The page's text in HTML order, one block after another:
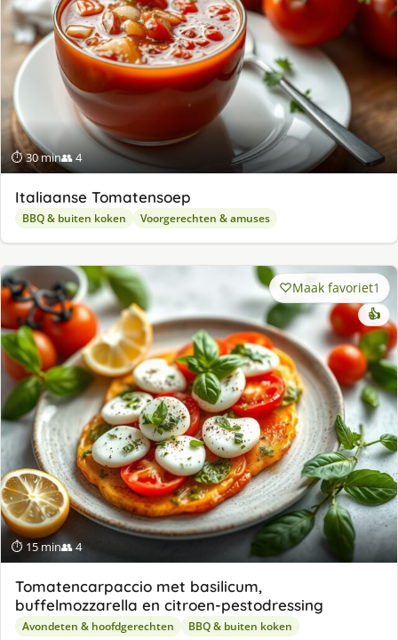
⏱ 30 min👥 4
Italiaanse Tomatensoep
BBQ & buiten koken Voorgerechten & amuses
⏱ 15 min👥 4
Maak favoriet1
👍
Tomatencarpaccio met basilicum,
buffelmozzarella en citroen-pestodressing
Avondeten & hoofdgerechten BBQ & buiten koken